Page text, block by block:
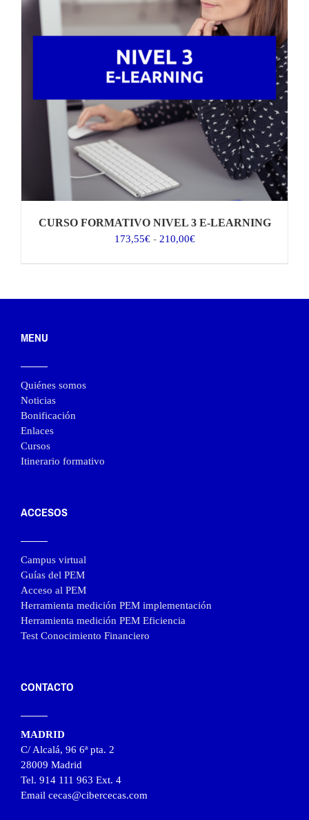
CURSO FORMATIVO NIVEL 3 E-LEARNING
173,55€ - 210,00€Rango
173,55€
MENU
Quiénes somos
Noticias
Bonificación
Enlaces
Cursos
Itinerario formativo
ACCESOS
Campus virtual
Guías del PEM
Acceso al PEM
Herramienta medición PEM implementación
Herramienta medición PEM Eficiencia
Test Conocimiento Financiero
CONTACTO
MADRID
C/ Alcalá, 96 6ª pta. 2
28009 Madrid
Tel. 914 111 963 Ext. 4
Email cecas@cibercecas.com